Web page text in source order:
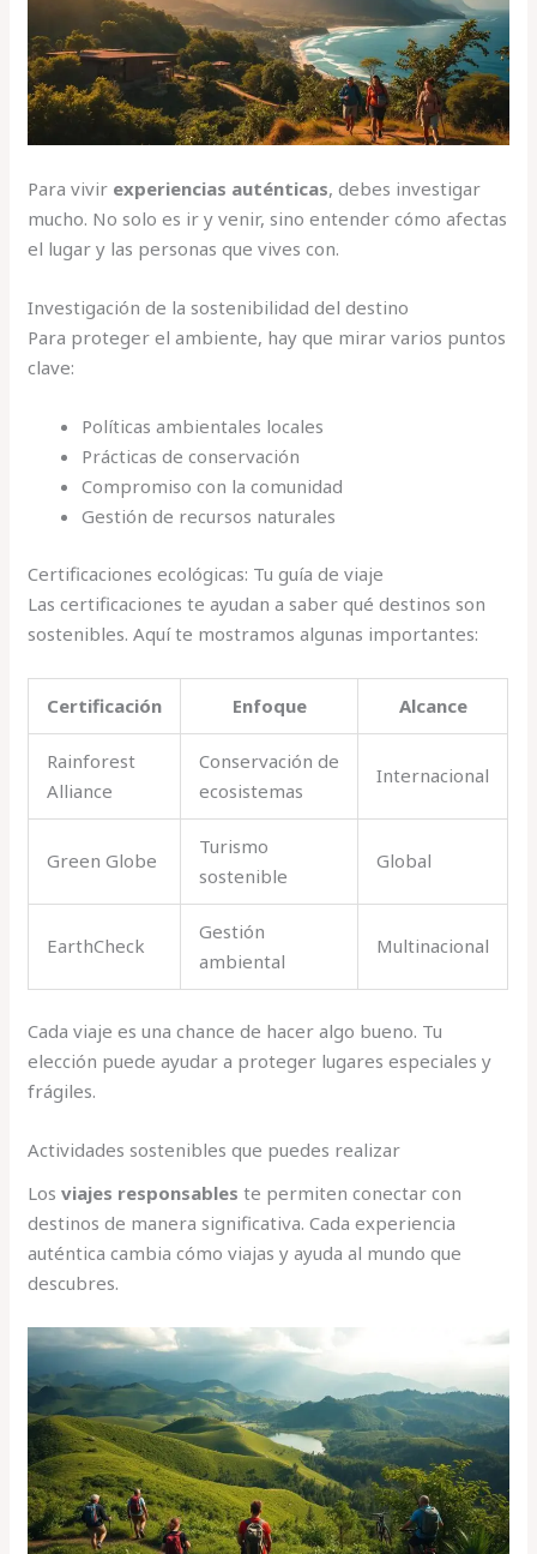
Para vivir experiencias auténticas, debes investigar
mucho. No solo es ir y venir, sino entender cómo afectas
el lugar y las personas que vives con.
Investigación de la sostenibilidad del destino
Para proteger el ambiente, hay que mirar varios puntos
clave:
Políticas ambientales locales
Prácticas de conservación
Compromiso con la comunidad
Gestión de recursos naturales
Certificaciones ecológicas: Tu guía de viaje
Las certificaciones te ayudan a saber qué destinos son
sostenibles. Aquí te mostramos algunas importantes:
Certificación Enfoque Alcance
Rainforest
Alliance
Conservación de
ecosistemas
Internacional
Green Globe
Turismo
sostenible
Global
EarthCheck
Gestión
ambiental
Multinacional
Cada viaje es una chance de hacer algo bueno. Tu
elección puede ayudar a proteger lugares especiales y
frágiles.
Actividades sostenibles que puedes realizar
Losviajes responsables te permiten conectar con
destinos de manera significativa. Cada experiencia
auténtica cambia cómo viajas y ayuda al mundo que
descubres.